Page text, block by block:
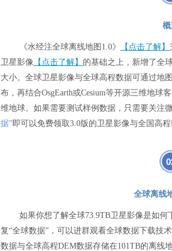
《水经注全球离线地图1.0》 【点击了解】
卫星影像 【点击了解】 的基础之上，新增了全
大小。全球卫星影像与全球高程数据可通过地
布，再结合OsgEarth或Cesium等开源三维地球
维地球。如果需要测试样例数据，只需要关注
据”即可以免费领取3.0版的卫星影像与全国高程
全球离线
如果你想了解全球73.9TB卫星影像是如何
复“全球数据”，可以进群观看全球数据下载技
数据与全球高程DEM数据存储在101TB的离线